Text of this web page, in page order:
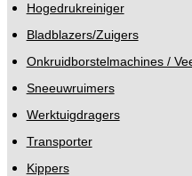
Hogedrukreiniger
Bladblazers/Zuigers
Onkruidborstelmachines /
Sneeuwruimers
Werktuigdragers
Transporter
Kippers